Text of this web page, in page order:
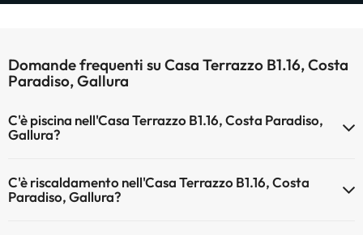
Domande frequenti su Casa Terrazzo B1.16, Costa
Paradiso, Gallura
C'è piscina nell'Casa Terrazzo B1.16, Costa Paradiso,
Gallura?
Qui potete trovare maggiori informazioni sulla piscina e sulle altri
installazioni.
C'è riscaldamento nell'Casa Terrazzo B1.16, Costa
Paradiso, Gallura?